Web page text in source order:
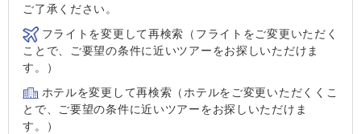
ご了承ください。
フライトを変更して再検索（フライトをご変更いただく
ことで、ご要望の条件に近いツアーをお探しいただけま
す。）
ホテルを変更して再検索（ホテルをご変更いただくくこ
とで、ご要望の条件に近いツアーをお探しいただけま
す。）